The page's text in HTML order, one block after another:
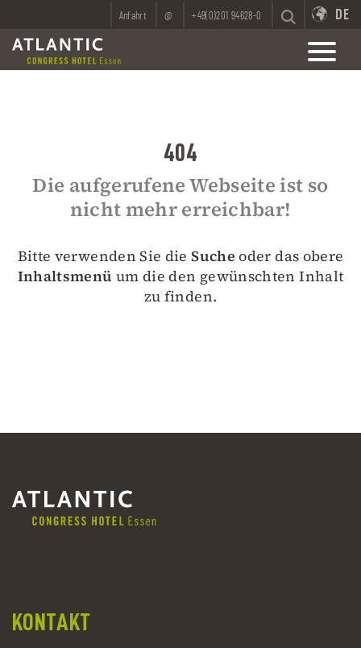
Anfahrt @ +49(0)201 94628-0 DE
404
Die aufgerufene Webseite ist so
nicht mehr erreichbar!
Bitte verwenden Sie dieSuche oder das obere
Inhaltsmenü um die den gewünschten Inhalt
zu finden.
KONTAKT